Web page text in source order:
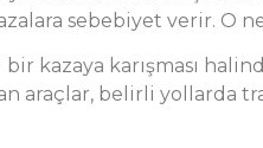
sebebiyet verir. O
kazaya karışması
araçlar, belirli